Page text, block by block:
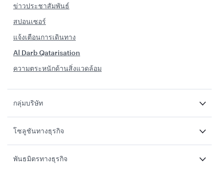
ข่าวประชาสัมพันธ์
สปอนเซอร์
แจ้งเตือนการเดินทาง
Al Darb Qatarisation
ความตระหนักด้านสิ่งแวดล้อม
กลุ่มบริษัท
โซลูชันทางธุรกิจ
พันธมิตรทางธุรกิจ